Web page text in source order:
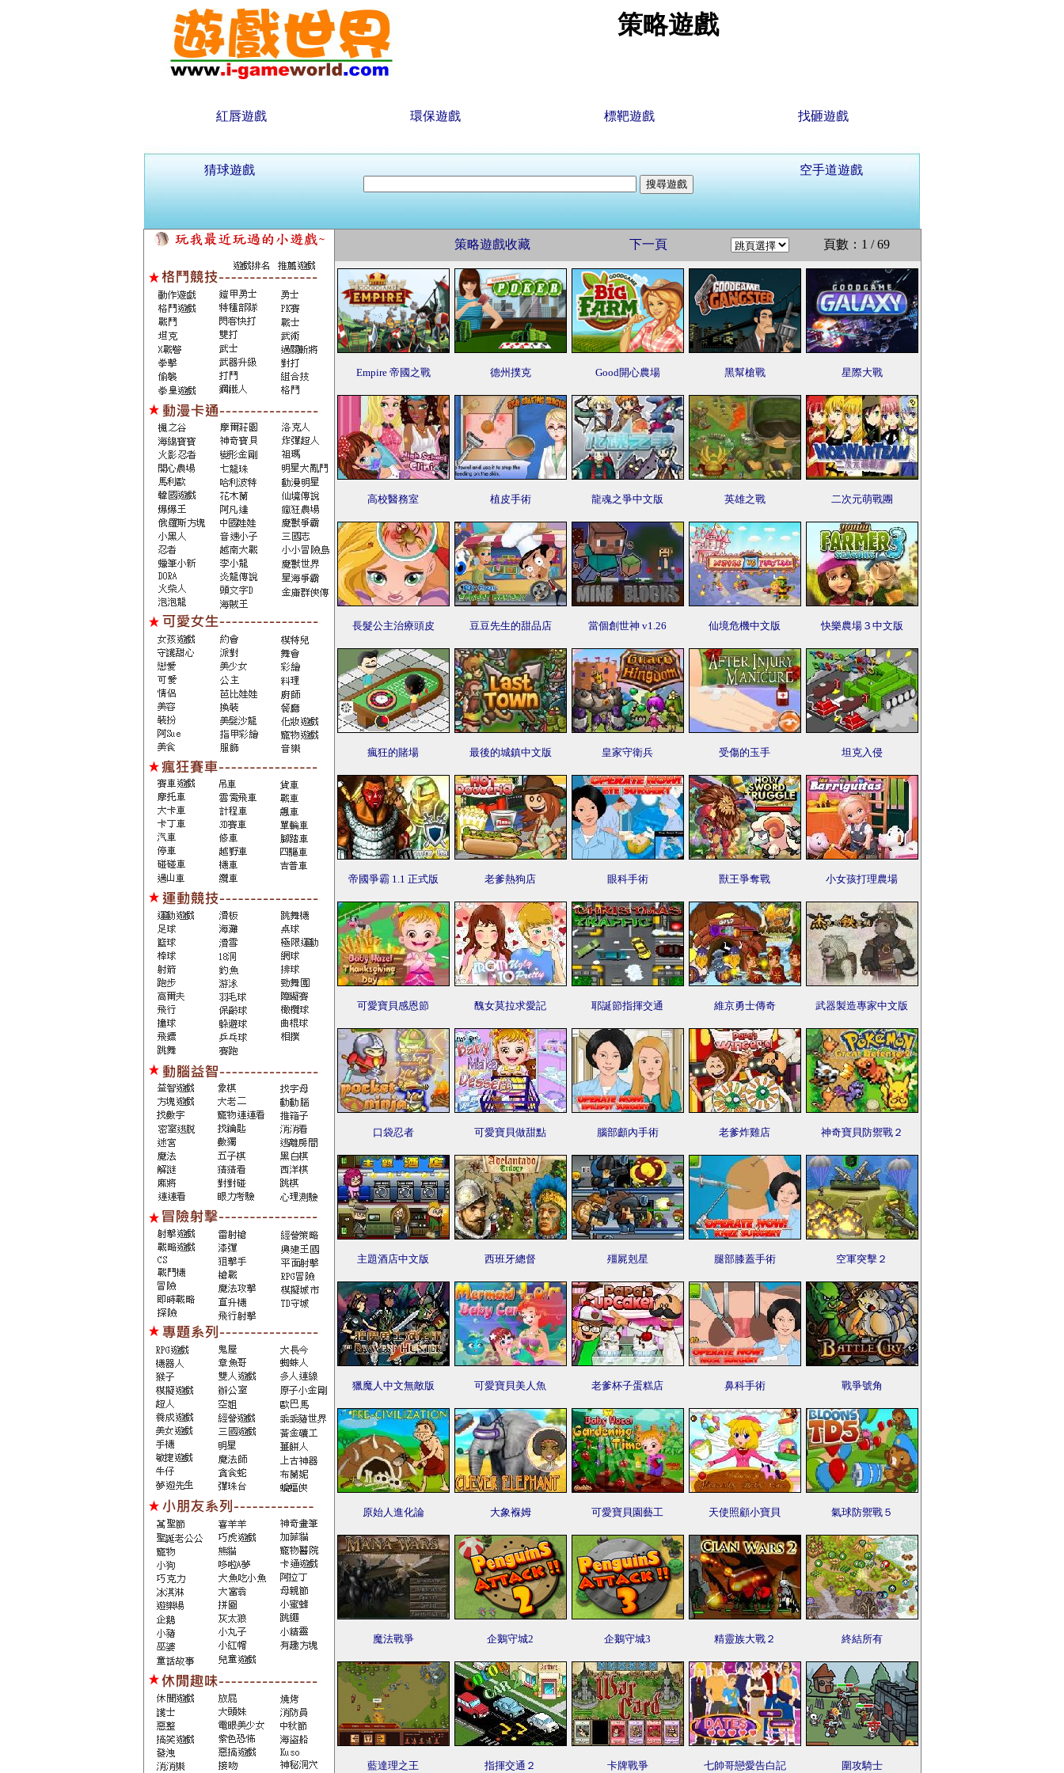
策略遊戲
紅唇遊戲 環保遊戲 標靶遊戲 找砸遊戲
猜球遊戲 空手道遊戲
策略遊戲收藏 下一頁 頁數：1 / 69
Empire 帝國之戰 德州撲克 Good開心農場 黑幫槍戰 星際大戰
高校醫務室 植皮手術 龍魂之爭中文版 英雄之戰 二次元萌戰團
長髮公主治療頭皮 豆豆先生的甜品店 當個創世神 v1.26 仙境危機中文版 快樂農場３中文版
瘋狂的賭場 最後的城鎮中文版 皇家守衛兵 受傷的玉手 坦克入侵
帝國爭霸 1.1 正式版 老爹熱狗店 眼科手術 獸王爭奪戰 小女孩打理農場
可愛寶貝感恩節 醜女莫拉求愛記 耶誕節指揮交通 維京勇士傳奇 武器製造專家中文版
口袋忍者 可愛寶貝做甜點 腦部顱內手術 老爹炸雞店 神奇寶貝防禦戰２
主題酒店中文版 西班牙總督 殭屍剋星 腿部膝蓋手術 空軍突擊２
獵魔人中文無敵版 可愛寶貝美人魚 老爹杯子蛋糕店 鼻科手術 戰爭號角
原始人進化論 大象褓姆 可愛寶貝園藝工 天使照顧小寶貝 氣球防禦戰５
魔法戰爭 企鵝守城2 企鵝守城3 精靈族大戰２ 終結所有
藍達理之王 指揮交通２ 卡牌戰爭 七帥哥戀愛告白記 圍攻騎士